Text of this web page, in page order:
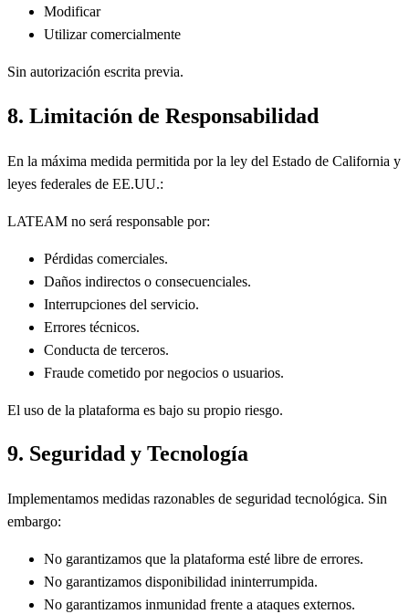
Modificar
Utilizar comercialmente
Sin autorización escrita previa.
8. Limitación de Responsabilidad
En la máxima medida permitida por la ley del Estado de California y
leyes federales de EE.UU.:
LATEAM no será responsable por:
Pérdidas comerciales.
Daños indirectos o consecuenciales.
Interrupciones del servicio.
Errores técnicos.
Conducta de terceros.
Fraude cometido por negocios o usuarios.
El uso de la plataforma es bajo su propio riesgo.
9. Seguridad y Tecnología
Implementamos medidas razonables de seguridad tecnológica. Sin
embargo:
No garantizamos que la plataforma esté libre de errores.
No garantizamos disponibilidad ininterrumpida.
No garantizamos inmunidad frente a ataques externos.